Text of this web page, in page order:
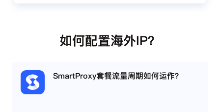
如何配置海外IP？
SmartProxy套餐流量周期如何运作？